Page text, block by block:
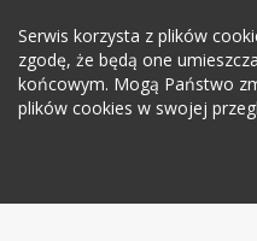
Serwis korzysta z plików
zgodę, że będą one
końcowym. Mogą Państwo
plików cookies w swojej